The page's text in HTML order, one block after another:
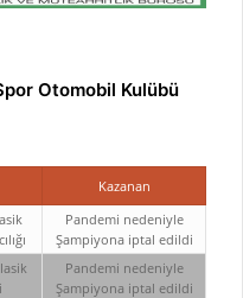
Otomobil Kulübü
Kazanan
Pandemi nedeniyle
Şampiyona iptal edildi
Pandemi nedeniyle
Şampiyona iptal edildi